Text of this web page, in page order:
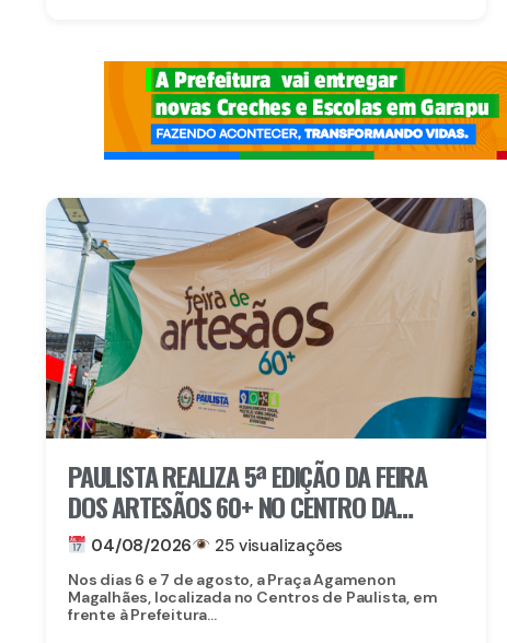
PAULISTA REALIZA 5ª EDIÇÃO DA FEIRA
DOS ARTESÃOS 60+ NO CENTRO DA
CIDADE
04/08/2026 25 visualizações
Nos dias 6 e 7 de agosto, a Praça Agamenon
Magalhães, localizada no Centros de Paulista, em
frente à Prefeitura...